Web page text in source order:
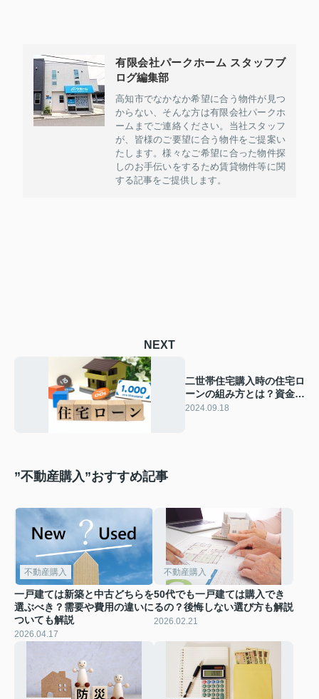
有限会社パークホーム スタッフブ
ログ編集部
高知市でなかなか希望に合う物件が見つ
からない、そんな方は有限会社パークホ
ームまでご連絡ください。当社スタッフ
が、皆様のご要望に合う物件をご提案い
たします。様々なご希望に合った物件探
しのお手伝いをするため賃貸物件等に関
する記事をご提供します。
NEXT
二世帯住宅購入時の住宅ロ
ーンの組み方とは？資金計
画についても解説
2024.09.18
”不動産購入”おすすめ記事
不動産購入
一戸建ては新築と中古どちらを
選ぶべき？需要や費用の違いに
ついても解説
2026.04.17
不動産購入
50代でも一戸建ては購入でき
るの？後悔しない選び方も解説
2026.02.21